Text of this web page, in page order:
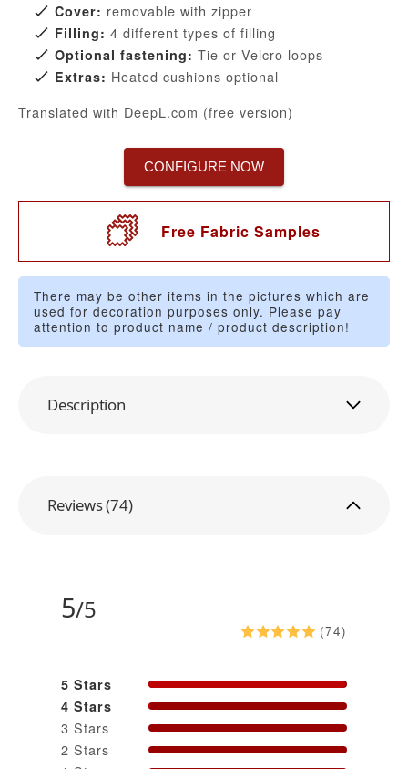
Cover: removable with zipper
Filling: 4 different types of filling
Optional fastening: Tie or Velcro loops
Extras: Heated cushions optional
Translated with DeepL.com (free version)
CONFIGURE NOW
Free Fabric Samples
There may be other items in the pictures which are
used for decoration purposes only. Please pay
attention to product name / product description!
Description
Reviews (74)
5/5
(74)
5 Stars
4 Stars
3 Stars
2 Stars